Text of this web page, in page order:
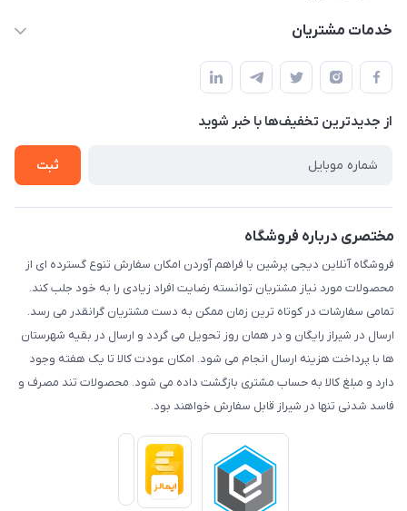
حساب کاربری
لیست محصولات
درباره ما
خدمات مشتریان
قوانین و مقررات
حریم خصوصی
راهنما
از جدید‌ترین تخفیف‌ها با‌ خبر شوید
ثبت
مختصری درباره فروشگاه
فروشگاه آنلاین دیجی پرشین با فراهم آوردن امکان سفارش تنوع گسترده ای از
محصولات مورد نیاز مشتریان توانسته رضایت افراد زیادی را به خود جلب کند.
تمامی سفارشات در کوتاه ترین زمان ممکن به دست مشتریان گرانقدر می رسد.
ارسال در شیراز رایگان و در همان روز تحویل می گردد و ارسال در بقیه شهرستان
ها با پرداخت هزینه ارسال انجام می شود. امکان عودت کالا تا یک هفته وجود
دارد و مبلغ کالا به حساب مشتری بازگشت داده می شود. محصولات تند مصرف و
فاسد شدنی تنها در شیراز قابل سفارش خواهند بود.